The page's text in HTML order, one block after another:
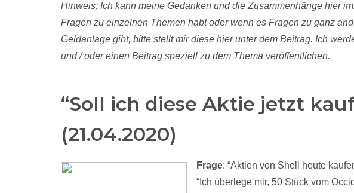
Hinweis: Ich kann meine Gedanken und die Zusammenhänge hier
Fragen zu einzelnen Themen habt oder wenn es Fragen zu ganz
Geldanlage gibt, bitte stellt mir diese hier unter dem Beitrag. Ich
und / oder einen Beitrag speziell zu dem Thema veröffentlichen.
“Soll ich diese Aktie jetzt
(21.04.2020)
Frage: “Aktien von Shell heute
“Ich überlege mir, 50 Stück vom